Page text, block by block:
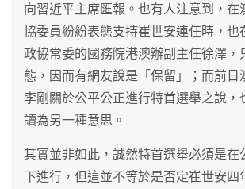
向習近平主席匯報。也有人注意到，在
協委員紛紛表態支持崔世安連任時，也
政協常委的國務院港澳辦副主任徐澤，
態，因而有網友說是「保留」；而前日
李剛關於公平公正進行特首選舉之說，
讀為另一種意思。
其實並非如此，誠然特首選舉必須是在
下進行，但這並不等於是否定崔世安四